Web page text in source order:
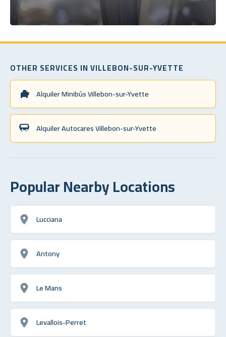
OTHER SERVICES IN VILLEBON-SUR-YVETTE
Alquiler Minibús Villebon-sur-Yvette
Alquiler Autocares Villebon-sur-Yvette
Popular Nearby Locations
Lucciana
Antony
Le Mans
Levallois-Perret